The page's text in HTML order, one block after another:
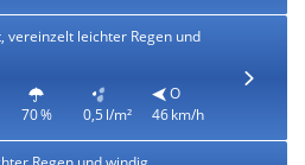
vereinzelt leichter Regen und
70 % 0,5 l/m²
O
46 km/h